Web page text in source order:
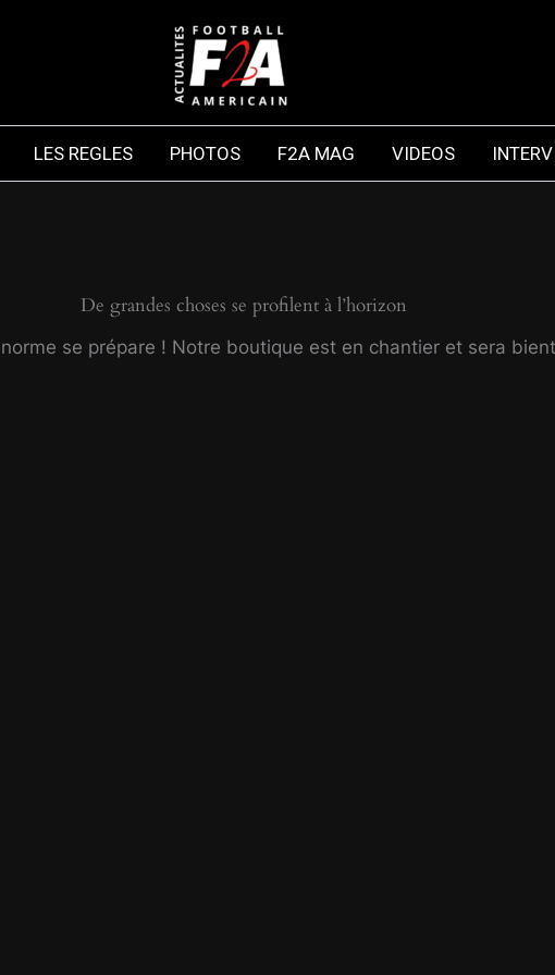
LES REGLES PHOTOS F2A MAG VIDEOS
De grandes choses se profilent à l’horizon
se prépare ! Notre boutique est en chantier et sera